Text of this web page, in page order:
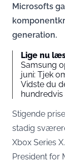
Microsofts
generation.
Lige nu
Samsung
juni: Tjek
Vidste du
Stigende
stadig
Xbox Series
President for